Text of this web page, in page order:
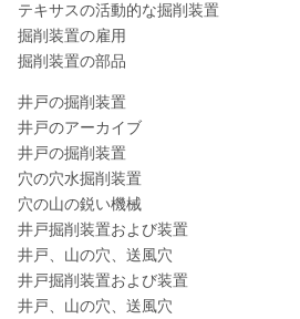
テキサスの活動的な掘削装置
掘削装置の雇用
掘削装置の部品
井戸の掘削装置
井戸のアーカイブ
井戸の掘削装置
穴の穴水掘削装置
穴の山の鋭い機械
井戸掘削装置および装置
井戸、山の穴、送風穴
井戸掘削装置および装置
井戸、山の穴、送風穴